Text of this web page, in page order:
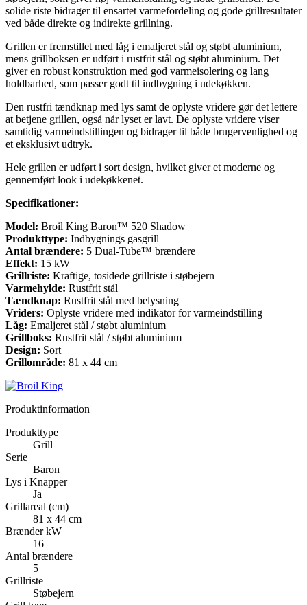
solide riste bidrager til ensartet varmefordeling og gode grillresultater
ved både direkte og indirekte grillning.
Grillen er fremstillet med låg i emaljeret stål og støbt aluminium,
mens grillboksen er udført i rustfrit stål og støbt aluminium. Det
giver en robust konstruktion med god varmeisolering og lang
holdbarhed, som passer godt til indbygning i udekøkken.
Den rustfri tændknap med lys samt de oplyste vridere gør det lettere
at betjene grillen, også når lyset er lavt. De oplyste vridere viser
samtidig varmeindstillingen og bidrager til både brugervenlighed og
et eksklusivt udtryk.
Hele grillen er udført i sort design, hvilket giver et moderne og
gennemført look i udekøkkenet.
Specifikationer:
Model: Broil King Baron™ 520 Shadow
Produkttype: Indbygnings gasgrill
Antal brændere: 5 Dual-Tube™ brændere
Effekt: 15 kW
Grillriste: Kraftige, tosidede grillriste i støbejern
Varmehylde: Rustfrit stål
Tændknap: Rustfrit stål med belysning
Vriders: Oplyste vridere med indikator for varmeindstilling
Låg: Emaljeret stål / støbt aluminium
Grillboks: Rustfrit stål / støbt aluminium
Design: Sort
Grillområde: 81 x 44 cm
Produktinformation
Produkttype
Grill
Serie
Baron
Lys i Knapper
Ja
Grillareal (cm)
81 x 44 cm
Brænder kW
16
Antal brændere
5
Grillriste
Støbejern